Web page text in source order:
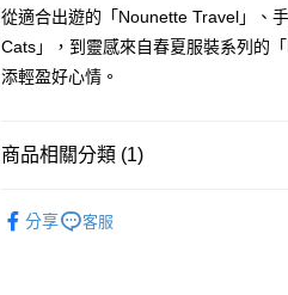
台灣樂天信用卡公司
測試中請勿選取(全家)
每筆NT$80，滿NT$1,200(含以上)免運
從適合出遊的「Nounette Travel」、
Cats」，到靈感來自春夏服裝系列的
添輕盈好心情。
商品相關分類 (1)
分享
客服